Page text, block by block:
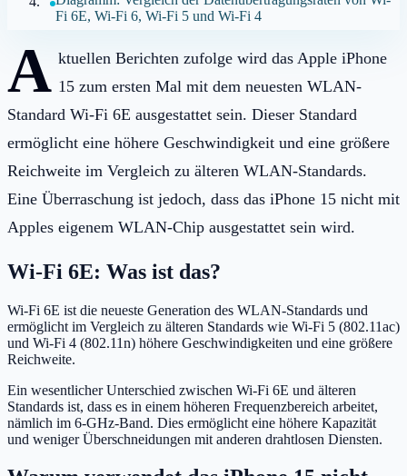
Fi 6E, Wi-Fi 6, Wi-Fi 5 und Wi-Fi 4
A ktuellen Berichten zufolge wird das Apple iPhone
15 zum ersten Mal mit dem neuesten WLAN-
Standard Wi-Fi 6E ausgestattet sein. Dieser Standard
ermöglicht eine höhere Geschwindigkeit und eine größere
Reichweite im Vergleich zu älteren WLAN-Standards.
Eine Überraschung ist jedoch, dass das iPhone 15 nicht mit
Apples eigenem WLAN-Chip ausgestattet sein wird.
Wi-Fi 6E: Was ist das?
Wi-Fi 6E ist die neueste Generation des WLAN-Standards und
ermöglicht im Vergleich zu älteren Standards wie Wi-Fi 5 (802.11ac)
und Wi-Fi 4 (802.11n) höhere Geschwindigkeiten und eine größere
Reichweite.
Ein wesentlicher Unterschied zwischen Wi-Fi 6E und älteren
Standards ist, dass es in einem höheren Frequenzbereich arbeitet,
nämlich im 6-GHz-Band. Dies ermöglicht eine höhere Kapazität
und weniger Überschneidungen mit anderen drahtlosen Diensten.